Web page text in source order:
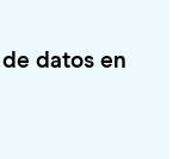
datos en